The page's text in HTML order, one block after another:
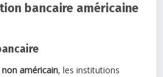
bancaire américaine
américain, les institutions